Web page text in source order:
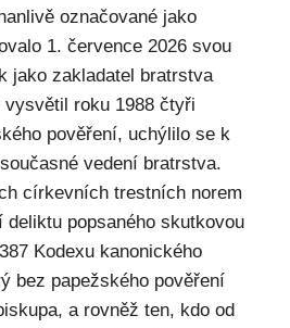
označované jako
1. července 2026 svou
jako zakladatel bratrstva
roku 1988 čtyři
pověření, uchýlilo se k
vedení bratrstva.
církevních trestních norem
deliktu popsaného skutkovou
Kodexu kanonického
bez papežského pověření
a rovněž ten, kdo od